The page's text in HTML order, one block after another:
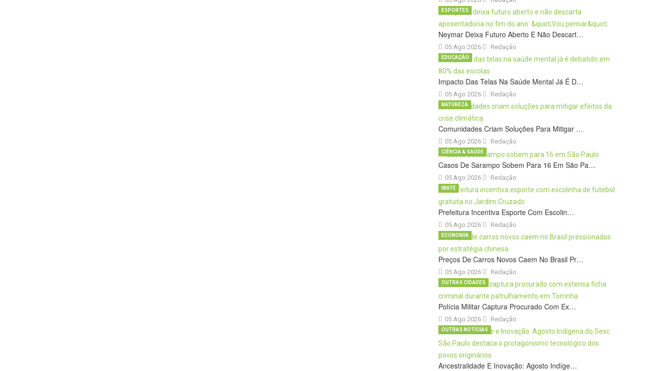
Neymar Deixa Futuro Aberto E Não Descart…
05 Ago 2026
ESPORTES
Redação
Impacto Das Telas Na Saúde Mental Já É D…
05 Ago 2026
EDUCAÇÃO
Redação
Comunidades Criam Soluções Para Mitigar …
05 Ago 2026
NATUREZA
Redação
Casos De Sarampo Sobem Para 16 Em São Pa…
05 Ago 2026
CIÊNCIA & SAÚDE
Redação
Prefeitura Incentiva Esporte Com Escolin…
05 Ago 2026
IBATÉ
Redação
Preços De Carros Novos Caem No Brasil Pr…
05 Ago 2026
ECONOMIA
Redação
Polícia Militar Captura Procurado Com Ex…
05 Ago 2026
OUTRAS CIDADES
Redação
Ancestralidade E Inovação: Agosto Indíge…
OUTRAS NOTÍCIAS